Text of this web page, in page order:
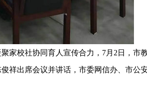
校社协同育人宣传合力，7月2日，市
祥出席会议并讲话，市委网信办、市公